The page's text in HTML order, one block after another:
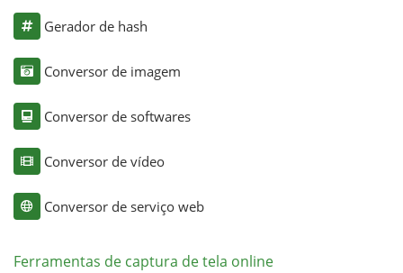
Gerador de hash
Conversor de imagem
Conversor de softwares
Conversor de vídeo
Conversor de serviço web
Ferramentas de captura de tela online